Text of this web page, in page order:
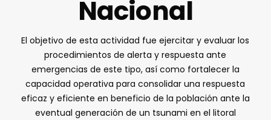
Nacional
El objetivo de esta actividad fue ejercitar y evaluar los
procedimientos de alerta y respuesta ante
emergencias de este tipo, así como fortalecer la
capacidad operativa para consolidar una respuesta
eficaz y eficiente en beneficio de la población ante la
eventual generación de un tsunami en el litoral